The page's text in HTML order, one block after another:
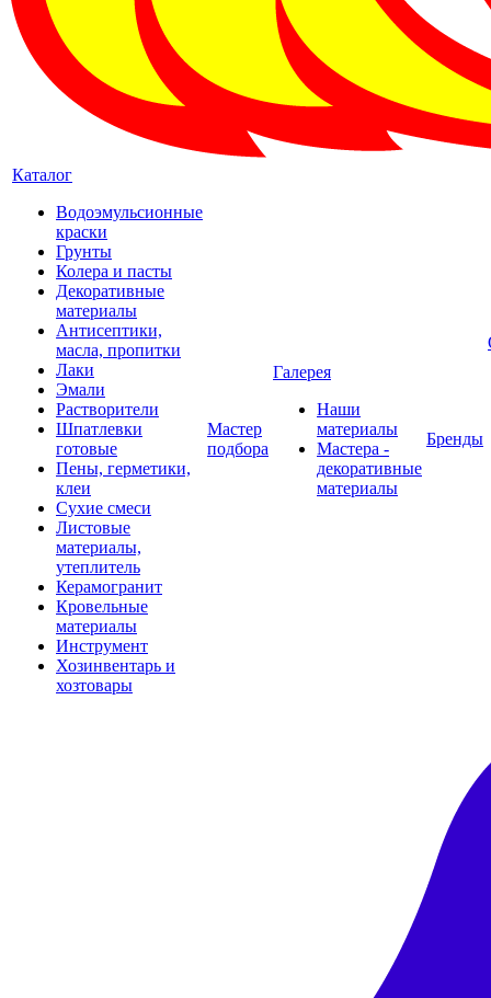
Каталог
Водоэмульсионные
краски
Грунты
Колера и пасты
Декоративные
материалы
Антисептики,
масла, пропитки
Лаки
Эмали
Растворители
Шпатлевки
готовые
Пены, герметики,
клеи
Сухие смеси
Листовые
материалы,
утеплитель
Керамогранит
Кровельные
материалы
Инструмент
Хозинвентарь и
хозтовары
Мастер
подбора
Галерея
Наши
материалы
Мастера -
декоративные
материалы
Бренды